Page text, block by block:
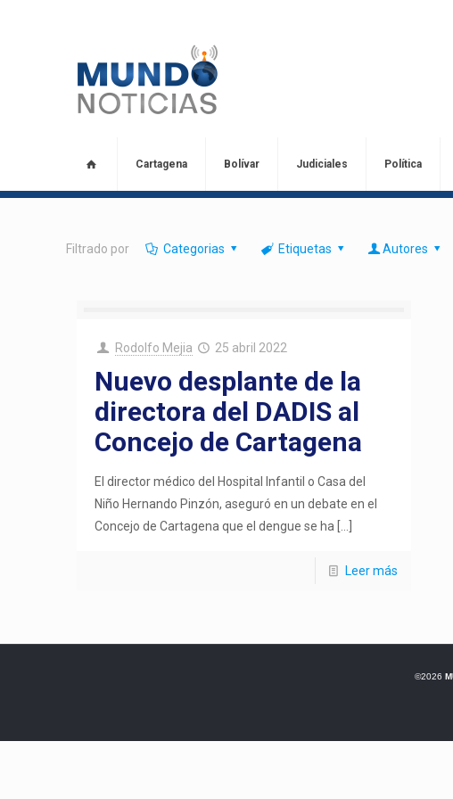
Cartagena Bolívar Judiciales Política
Filtrado por Categorias Etiquetas Autores
Rodolfo Mejia 25 abril 2022
Nuevo desplante de la
directora del DADIS al
Concejo de Cartagena
El director médico del Hospital Infantil o Casa del
Niño Hernando Pinzón, aseguró en un debate en el
Concejo de Cartagena que el dengue se ha
Leer más
©2026